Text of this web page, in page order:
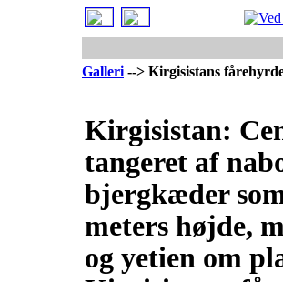
Galleri --> Kirgisistans
Kirgisistan:
tangeret af
bjergkæder
meters højde,
og yetien om